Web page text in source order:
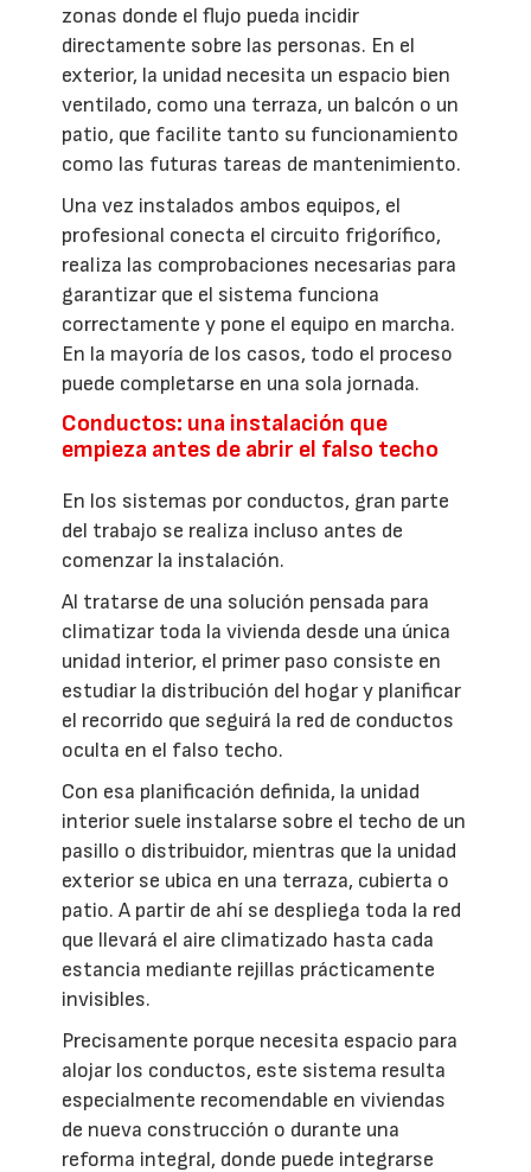
zonas donde el flujo pueda incidir
directamente sobre las personas. En el
exterior, la unidad necesita un espacio bien
ventilado, como una terraza, un balcón o un
patio, que facilite tanto su funcionamiento
como las futuras tareas de mantenimiento.
Una vez instalados ambos equipos, el
profesional conecta el circuito frigorífico,
realiza las comprobaciones necesarias para
garantizar que el sistema funciona
correctamente y pone el equipo en marcha.
En la mayoría de los casos, todo el proceso
puede completarse en una sola jornada.
Conductos: una instalación que
empieza antes de abrir el falso techo
En los sistemas por conductos, gran parte
del trabajo se realiza incluso antes de
comenzar la instalación.
Al tratarse de una solución pensada para
climatizar toda la vivienda desde una única
unidad interior, el primer paso consiste en
estudiar la distribución del hogar y planificar
el recorrido que seguirá la red de conductos
oculta en el falso techo.
Con esa planificación definida, la unidad
interior suele instalarse sobre el techo de un
pasillo o distribuidor, mientras que la unidad
exterior se ubica en una terraza, cubierta o
patio. A partir de ahí se despliega toda la red
que llevará el aire climatizado hasta cada
estancia mediante rejillas prácticamente
invisibles.
Precisamente porque necesita espacio para
alojar los conductos, este sistema resulta
especialmente recomendable en viviendas
de nueva construcción o durante una
reforma integral, donde puede integrarse